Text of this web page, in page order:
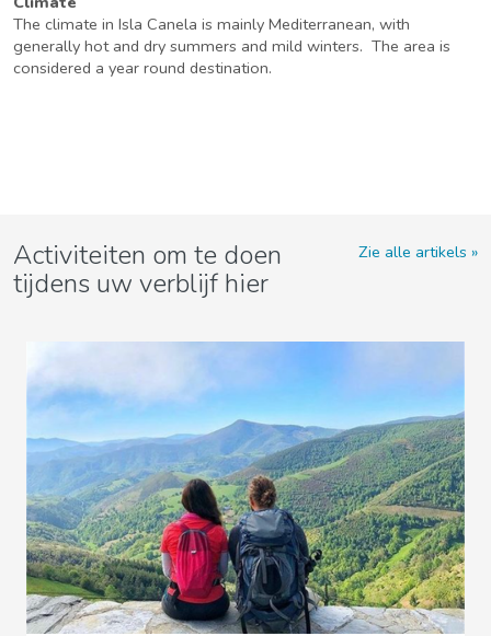
The climate in Isla Canela is mainly Mediterranean, with
generally hot and dry summers and mild winters. The area is
considered a year round destination.
Activiteiten om te doen
tijdens uw verblijf hier
Zie alle artikels